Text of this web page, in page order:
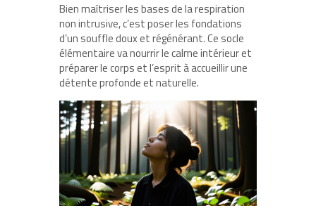
Bien maîtriser les bases de la respiration
non intrusive, c’est poser les fondations
d’un souffle doux et régénérant. Ce socle
élémentaire va nourrir le calme intérieur et
préparer le corps et l’esprit à accueillir une
détente profonde et naturelle.